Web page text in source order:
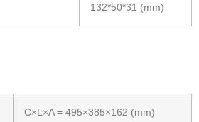
132*50*31 (mm)
C×L×A = 495×385×162 (mm)